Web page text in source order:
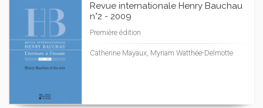
Revue internationale Henry Bauchau
n°2 - 2009
Première édition
Catherine Mayaux, Myriam Watthée-Delmotte